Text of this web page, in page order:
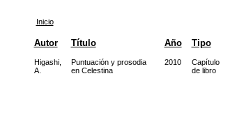
Inicio
Autor Título Año Tipo
Higashi,
A.
Puntuación y prosodia
en Celestina
2010
Capítulo
de libro